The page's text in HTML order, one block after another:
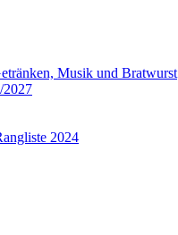
Musik und Bratwurst
2027
2024